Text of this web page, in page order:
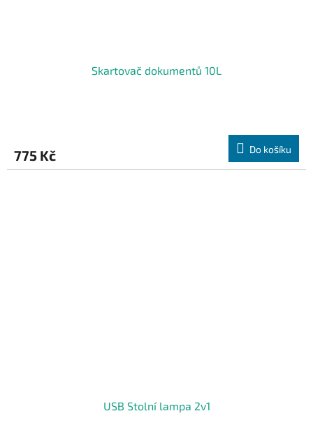
Skartovač dokumentů 10L
775 Kč Do košíku
USB Stolní lampa 2v1